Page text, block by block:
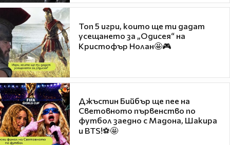
Топ 5 игри, които ще ти дадат
усещането за „Одисея“ на
Кристофър Нолан🤩🎮
Джъстин Бийбър ще пее на
Световното първенство по
футбол заедно с Мадона, Шакира
и BTS!⚽🤩